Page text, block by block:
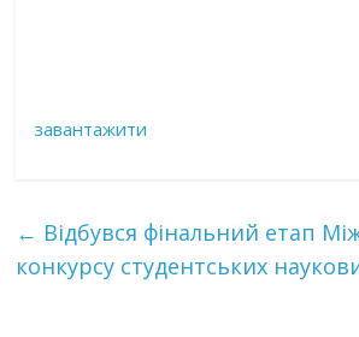
завантажити
← Відбувся фінальний етап
конкурсу студентських